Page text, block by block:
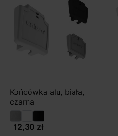
Końcówka alu, biała,
czarna
12,30 zł